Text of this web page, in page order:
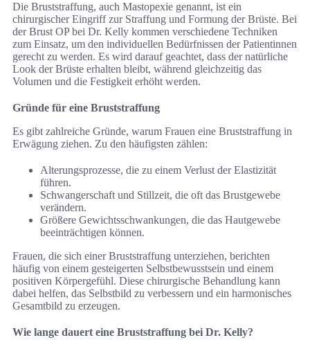
Die Bruststraffung, auch Mastopexie genannt, ist ein
chirurgischer Eingriff zur Straffung und Formung der Brüste. Bei
der Brust OP bei Dr. Kelly kommen verschiedene Techniken
zum Einsatz, um den individuellen Bedürfnissen der Patientinnen
gerecht zu werden. Es wird darauf geachtet, dass der natürliche
Look der Brüste erhalten bleibt, während gleichzeitig das
Volumen und die Festigkeit erhöht werden.
Gründe für eine Bruststraffung
Es gibt zahlreiche Gründe, warum Frauen eine Bruststraffung in
Erwägung ziehen. Zu den häufigsten zählen:
Alterungsprozesse, die zu einem Verlust der Elastizität
führen.
Schwangerschaft und Stillzeit, die oft das Brustgewebe
verändern.
Größere Gewichtsschwankungen, die das Hautgewebe
beeinträchtigen können.
Frauen, die sich einer Bruststraffung unterziehen, berichten
häufig von einem gesteigerten Selbstbewusstsein und einem
positiven Körpergefühl. Diese chirurgische Behandlung kann
dabei helfen, das Selbstbild zu verbessern und ein harmonisches
Gesamtbild zu erzeugen.
Wie lange dauert eine Bruststraffung bei Dr. Kelly?